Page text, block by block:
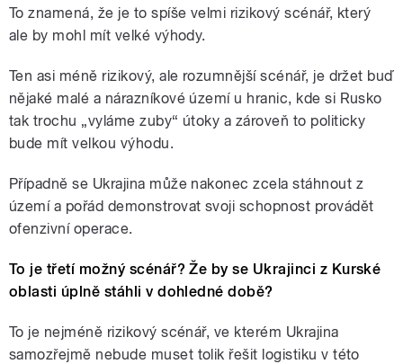
To znamená, že je to spíše velmi rizikový scénář, který
ale by mohl mít velké výhody.
Ten asi méně rizikový, ale rozumnější scénář, je držet buď
nějaké malé a nárazníkové území u hranic, kde si Rusko
tak trochu „vyláme zuby“ útoky a zároveň to politicky
bude mít velkou výhodu.
Případně se Ukrajina může nakonec zcela stáhnout z
území a pořád demonstrovat svoji schopnost provádět
ofenzivní operace.
To je třetí možný scénář? Že by se Ukrajinci z Kurské
oblasti úplně stáhli v dohledné době?
To je nejméně rizikový scénář, ve kterém Ukrajina
samozřejmě nebude muset tolik řešit logistiku v této